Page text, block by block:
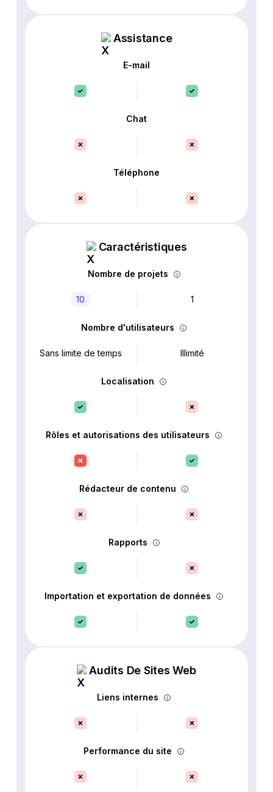
Assistance
E-mail
Chat
Téléphone
Caractéristiques
Nombre de projets
10 1
Nombre d'utilisateurs
Sans limite de temps Illimité
Localisation
Rôles et autorisations des utilisateurs
Rédacteur de contenu
Rapports
Importation et exportation de données
Audits De Sites Web
Liens internes
Performance du site